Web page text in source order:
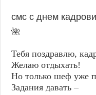
смс с днем
🌺
Тебя поздравлю,
Желаю отдыхать!
Но только шеф уже
Задания давать –